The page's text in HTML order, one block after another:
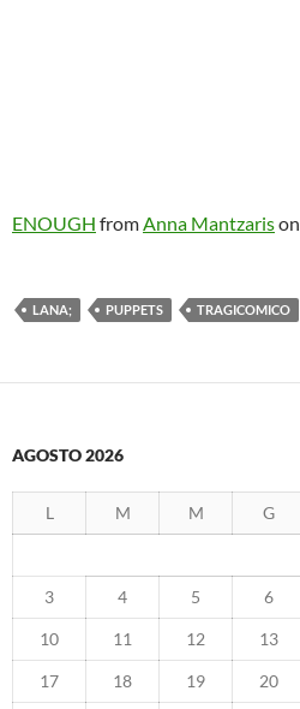
ENOUGH fromAnna Mantzarison
LANA; PUPPETS TRAGICOMICO
AGOSTO 2026
L M M G
3 4 5 6
10 11 12 13
17 18 19 20